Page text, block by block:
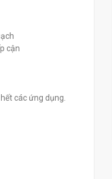
0
cận
các ứng dụng.